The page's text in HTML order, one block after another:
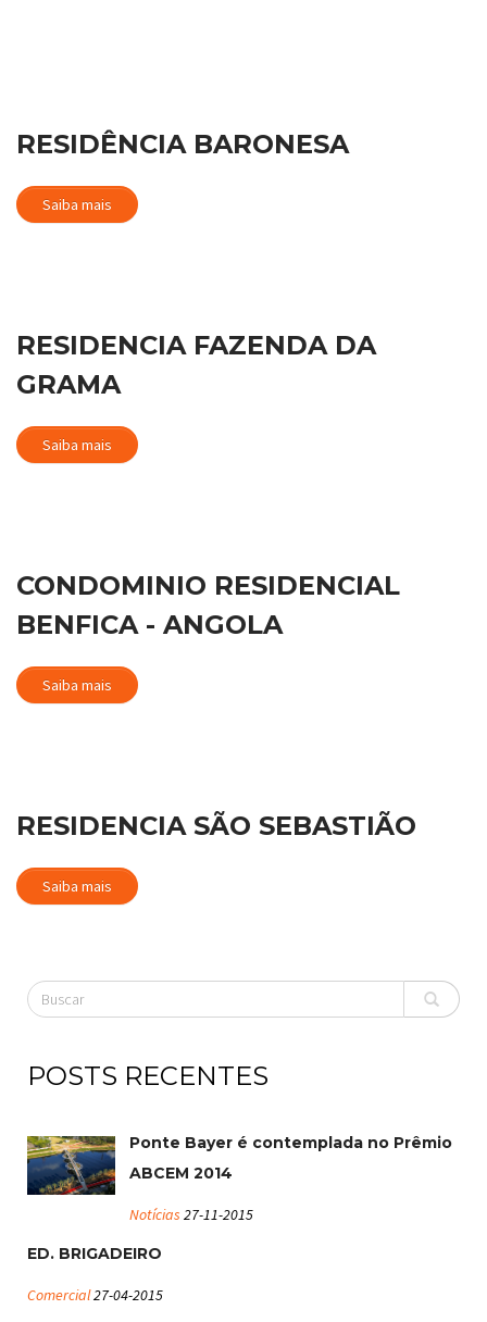
RESIDÊNCIA BARONESA
Saiba mais
RESIDENCIA FAZENDA DA
GRAMA
Saiba mais
CONDOMINIO RESIDENCIAL
BENFICA - ANGOLA
Saiba mais
RESIDENCIA SÃO SEBASTIÃO
Saiba mais
POSTS RECENTES
Ponte Bayer é contemplada no Prêmio
ABCEM 2014
Notícias 27-11-2015
ED. BRIGADEIRO
Comercial27-04-2015